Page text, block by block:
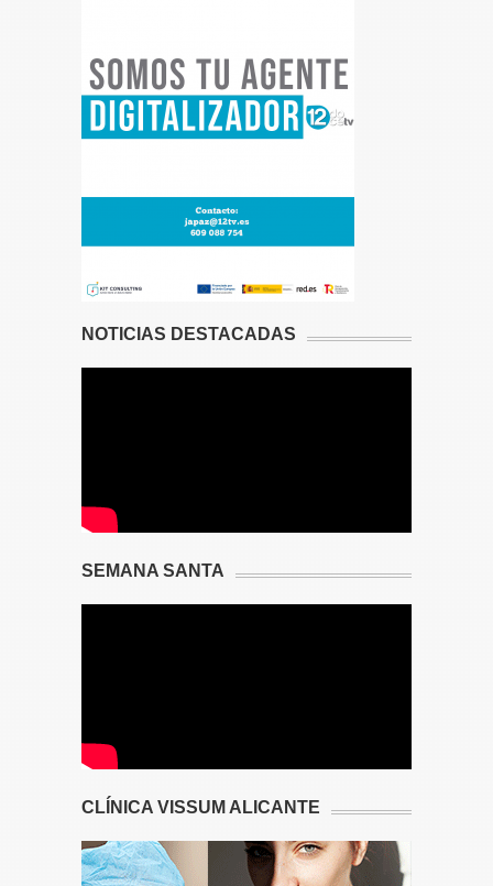
NOTICIAS DESTACADAS
SEMANA SANTA
CLÍNICA VISSUM ALICANTE